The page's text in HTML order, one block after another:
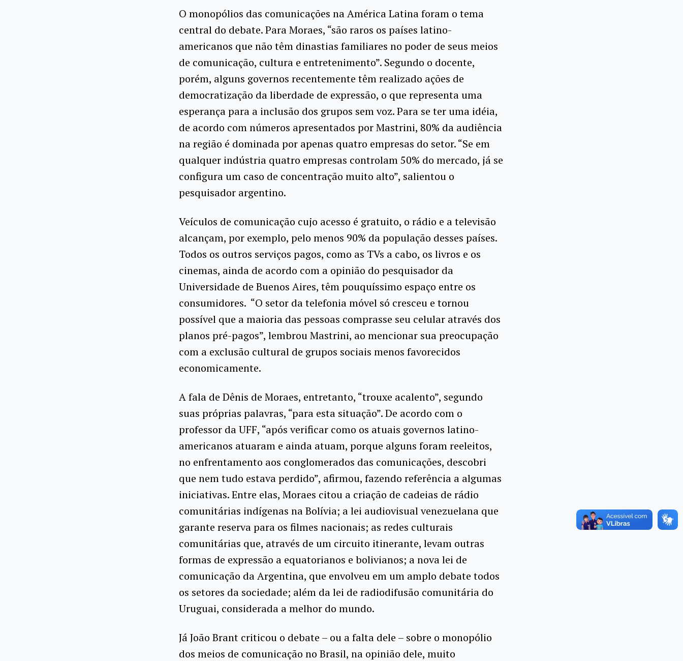
O monopólios das comunicações na América Latina foram o tema
central do debate. Para Moraes, “são raros os países latino-
americanos que não têm dinastias familiares no poder de seus meios
de comunicação, cultura e entretenimento”. Segundo o docente,
porém, alguns governos recentemente têm realizado ações de
democratização da liberdade de expressão, o que representa uma
esperança para a inclusão dos grupos sem voz. Para se ter uma idéia,
de acordo com números apresentados por Mastrini, 80% da audiência
na região é dominada por apenas quatro empresas do setor. “Se em
qualquer indústria quatro empresas controlam 50% do mercado, já se
configura um caso de concentração muito alto”, salientou o
pesquisador argentino.
Veículos de comunicação cujo acesso é gratuito, o rádio e a televisão
alcançam, por exemplo, pelo menos 90% da população desses países.
Todos os outros serviços pagos, como as TVs a cabo, os livros e os
cinemas, ainda de acordo com a opinião do pesquisador da
Universidade de Buenos Aires, têm pouquíssimo espaço entre os
consumidores. “O setor da telefonia móvel só cresceu e tornou
possível que a maioria das pessoas comprasse seu celular através dos
planos pré-pagos”, lembrou Mastrini, ao mencionar sua preocupação
com a exclusão cultural de grupos sociais menos favorecidos
economicamente.
A fala de Dênis de Moraes, entretanto, “trouxe acalento”, segundo
suas próprias palavras, “para esta situação”. De acordo com o
professor da UFF, “após verificar como os atuais governos latino-
americanos atuaram e ainda atuam, porque alguns foram reeleitos,
no enfrentamento aos conglomerados das comunicações, descobri
que nem tudo estava perdido”, afirmou, fazendo referência a algumas
iniciativas. Entre elas, Moraes citou a criação de cadeias de rádio
comunitárias indígenas na Bolívia; a lei audiovisual venezuelana que
garante reserva para os filmes nacionais; as redes culturais
comunitárias que, através de um circuito itinerante, levam outras
formas de expressão a equatorianos e bolivianos; a nova lei de
comunicação da Argentina, que envolveu em um amplo debate todos
os setores da sociedade; além da lei de radiodifusão comunitária do
Uruguai, considerada a melhor do mundo.
Já João Brant criticou o debate – ou a falta dele – sobre o monopólio
dos meios de comunicação no Brasil, na opinião dele, muito